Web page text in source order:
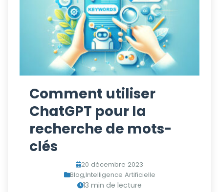
Comment utiliser
ChatGPT pour la
recherche de mots-
clés
20 décembre 2023
Blog,Intelligence Artificielle
13 min de lecture